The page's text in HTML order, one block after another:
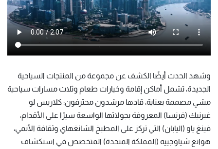
وشهد الحدث أيضًا الكشف عن مجموعة من المنتجات السياحية
الجديدة، تشمل أماكن إقامة وخيارات طعام وثلاث مسارات سياحية
مشي مصممة بعناية، قادها مرشدون محترفون: كلاريس لو
غيرنيك (فرنسا) المعروفة بجولاتها الواسعة سيرًا على الأقدام،
فينغ ياو (اليابان) التي تركز على المطبخ الشانغهاي وثقافة الأنمي،
هوانغ شياوجييه (المملكة المتحدة) المتخصص في استكشاف